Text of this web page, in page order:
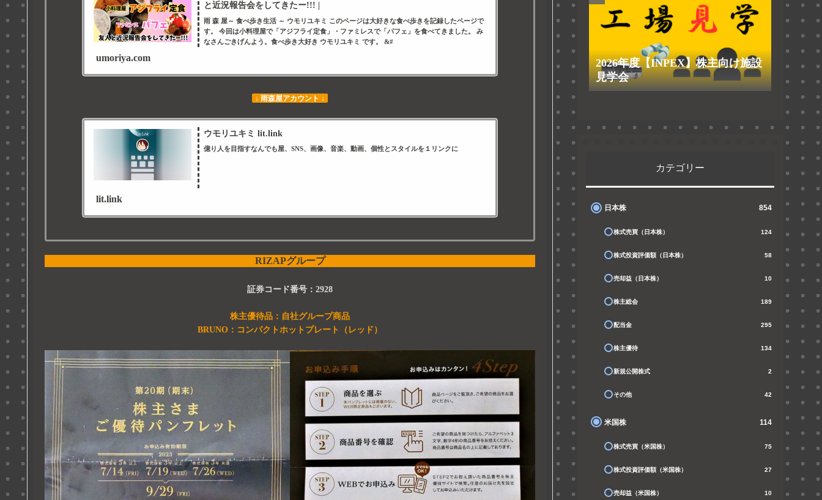
と近況報告会をしてきたー!!! |
雨 森 屋～ 食べ歩き生活 ～ ウモリユキミ このページは大好きな食べ歩きを記録したページで
す。 今回は小料理屋で「アジフライ定食」・ファミレスで「パフェ」を食べてきました。 み
なさんごきげんよう。食べ歩き大好き ウモリユキミ です。 &#
umoriya.com
↓ 雨森屋アカウント ↓
ウモリユキミ lit.link
億り人を目指すなんでも屋、SNS、画像、音楽、動画、個性とスタイルを１リンクに
lit.link
RIZAPグループ
証券コード番号：2928
株主優待品：自社グループ商品
BRUNO ： コンパクトホットプレート（レッド）
2026年度【INPEX】株主向け施設
見学会
カテゴリー
日本株 854
株式売買（日本株） 124
株式投資評価額（日本株） 58
売却益（日本株） 10
株主総会 189
配当金 295
株主優待 134
新規公開株式 2
その他 42
米国株 114
株式売買（米国株） 75
株式投資評価額（米国株） 27
売却益（米国株） 10